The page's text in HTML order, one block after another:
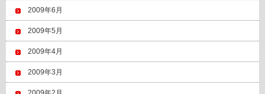
2009年6月
2009年5月
2009年4月
2009年3月